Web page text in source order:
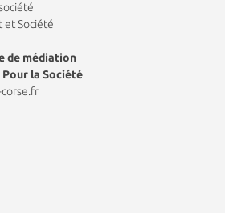
et Société
de médiation
la Société